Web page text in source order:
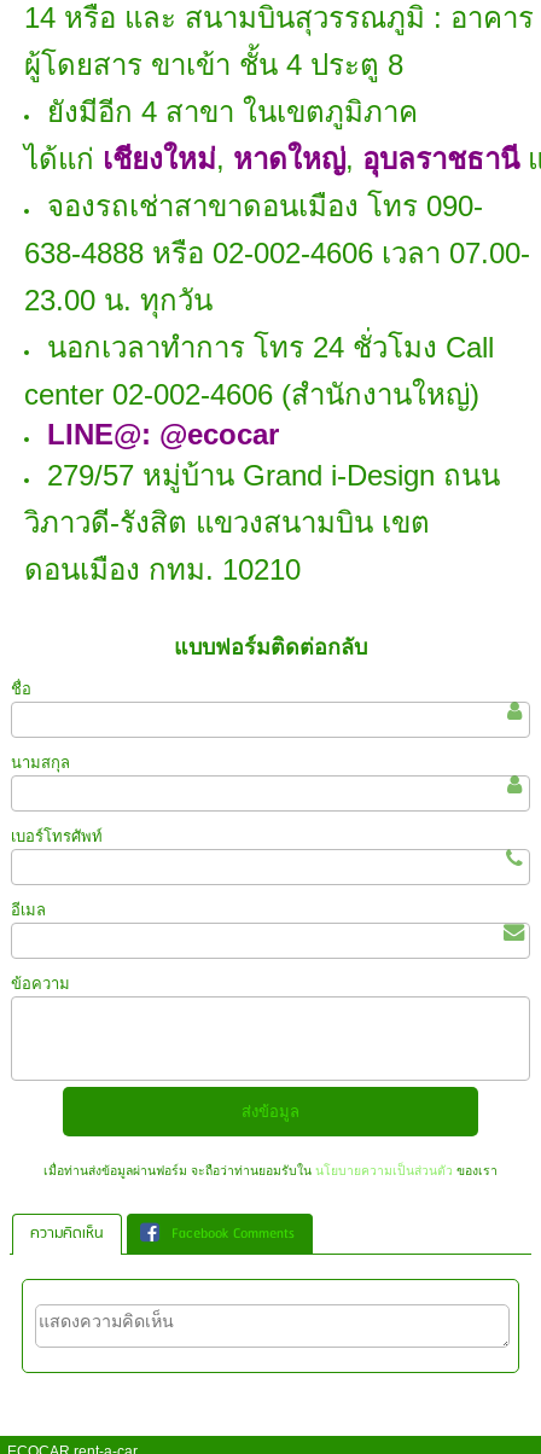
14 หรือ และ สนามบินสุวรรณภูมิ : อาคาร
ผู้โดยสาร ขาเข้า ชั้น 4 ประตู 8
ยังมีอีก 4 สาขา ในเขตภูมิภาค
ได้แก่ เชียงใหม่, หาดใหญ่, อุบลราชธานี
จองรถเช่าสาขาดอนเมือง โทร 090-
638-4888 หรือ 02-002-4606 เวลา 07.00-
23.00 น. ทุกวัน
นอกเวลาทำการ โทร 24 ชั่วโมง Call
center 02-002-4606 (สำนักงานใหญ่)
LINE@: @ecocar
279/57 หมู่บ้าน Grand i-Design ถนน
วิภาวดี-รังสิต แขวงสนามบิน เขต
ดอนเมือง กทม. 10210
แบบฟอร์มติดต่อกลับ
ชื่อ
นามสกุล
เบอร์โทรศัพท์
อีเมล
ข้อความ
เมื่อท่านส่งข้อมูลผ่านฟอร์ม จะถือว่าท่านยอมรับในนโยบายความเป็นส่วนตัว ของเรา
ความคิดเห็น Facebook Comments